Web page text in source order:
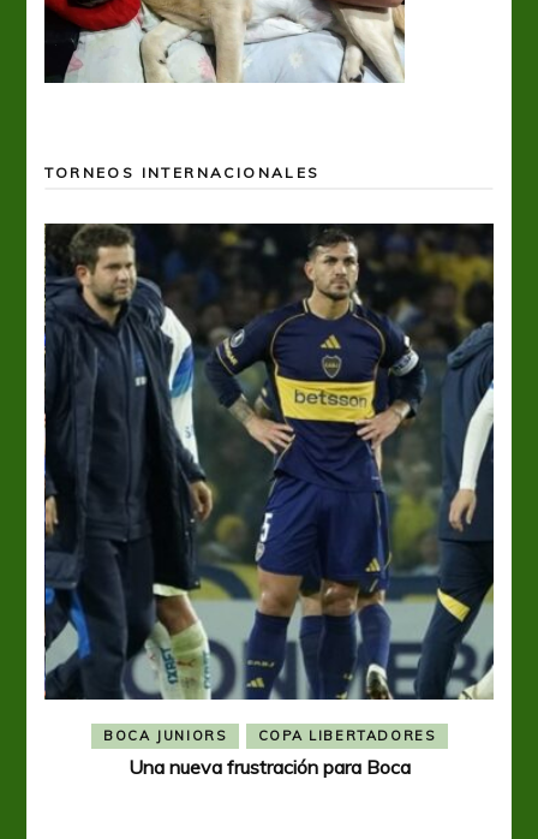
TORNEOS INTERNACIONALES
BOCA JUNIORS COPA LIBERTADORES
Una nueva frustración para Boca